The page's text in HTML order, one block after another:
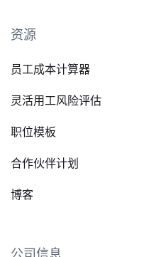
资源
员工成本计算器
灵活用工风险评估
职位模板
合作伙伴计划
博客